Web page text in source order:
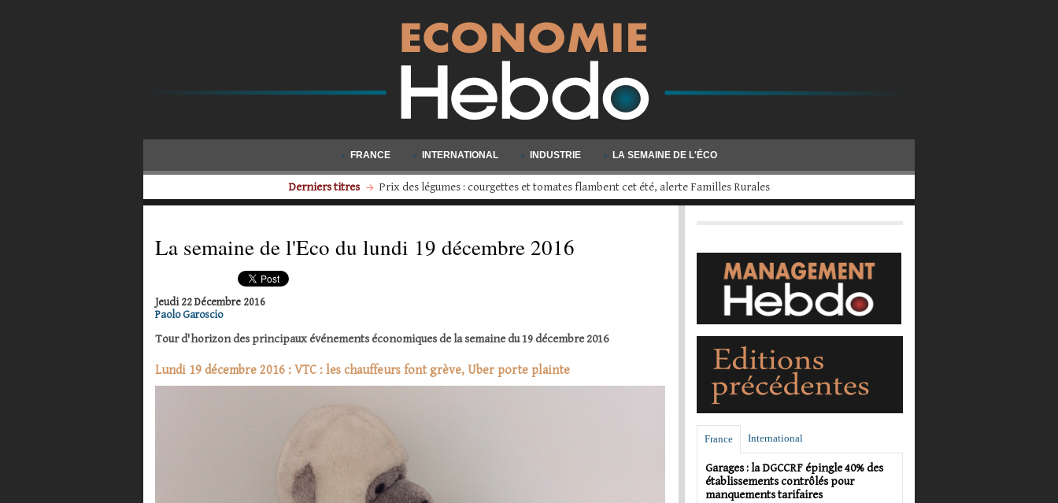
FRANCE INTERNATIONAL INDUSTRIE LA SEMAINE DE L'ÉCO
Derniers titres Volkswagen engage une restructuration d'ampleur : quatre usines devraient fermer
La semaine de l'Eco du lundi 19 décembre 2016
Jeudi 22 Décembre 2016
Paolo Garoscio
Tour d'horizon des principaux événements économiques de la semaine du 19 décembre 2016
Lundi 19 décembre 2016 : VTC : les chauffeurs font grève, Uber porte plainte
France International
Garages : la DGCCRF épingle 40% des
établissements contrôlés pour
manquements tarifaires